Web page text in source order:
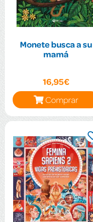
Monete busca a su
mamá
16,95€
Comprar